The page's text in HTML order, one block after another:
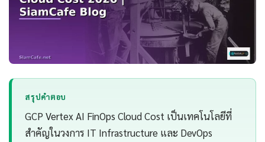
สรุปคำตอบ
GCP Vertex AI FinOps Cloud Cost เป็นเทคโนโลยีที่
สำคัญในวงการ IT Infrastructure และ DevOps